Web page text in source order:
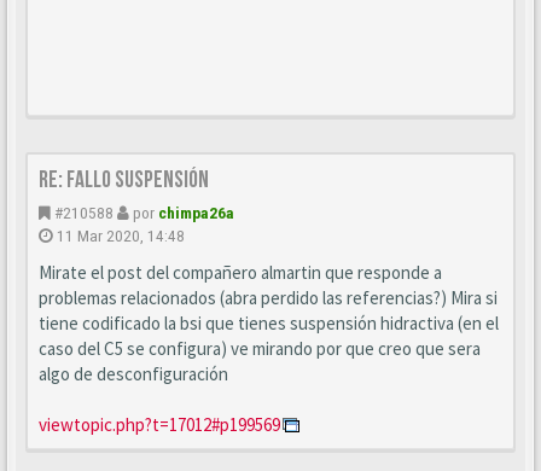
Re: Fallo suspensión
#210588 por chimpa26a
11 Mar 2020, 14:48
Mirate el post del compañero almartin que responde a
problemas relacionados (abra perdido las referencias?) Mira si
tiene codificado la bsi que tienes suspensión hidractiva (en el
caso del C5 se configura) ve mirando por que creo que sera
algo de desconfiguración
viewtopic.php?t=17012#p199569